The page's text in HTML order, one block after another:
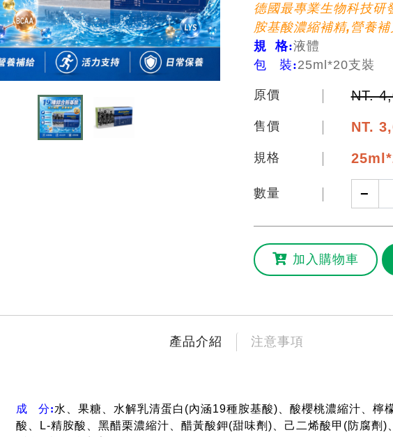
德國最專業生物科技研
胺基酸濃縮補精,營養補
規
格:液體
包
裝:25ml*20支裝
原價 NT.
售價 NT.
規格
數量 −
加入購物車
產品介紹 注意事項
成 分:水、果糖、水解乳清蛋白(內涵19種胺基酸)、酸櫻桃濃縮汁、檸
酸、L-精胺酸、黑醋栗濃縮汁、醋黃酸鉀(甜味劑)、己二烯酸甲(防腐劑)